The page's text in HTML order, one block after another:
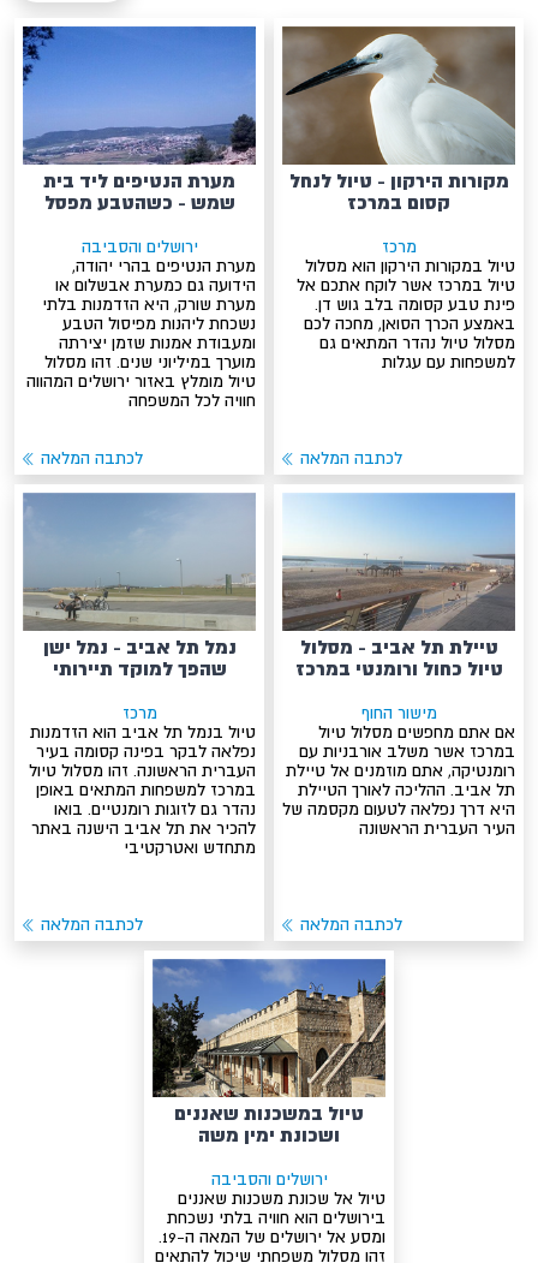
מקורות הירקון - טיול לנחל
קסום במרכז
מרכז
טיול במקורות הירקון הוא מסלול
טיול במרכז אשר לוקח אתכם אל
פינת טבע קסומה בלב גוש דן.
באמצע הכרך הסואן, מחכה לכם
מסלול טיול נהדר המתאים גם
למשפחות עם עגלות
לכתבה המלאה
מערת הנטיפים ליד בית
שמש - כשהטבע מפסל
ירושלים והסביבה
מערת הנטיפים בהרי יהודה,
הידועה גם כמערת אבשלום או
מערת שורק, היא הזדמנות בלתי
נשכחת ליהנות מפיסול הטבע
ומעבודת אמנות שזמן יצירתה
מוערך במיליוני שנים. זהו מסלול
טיול מומלץ באזור ירושלים המהווה
חוויה לכל המשפחה
לכתבה המלאה
טיילת תל אביב - מסלול
טיול כחול ורומנטי במרכז
מישור החוף
אם אתם מחפשים מסלול טיול
במרכז אשר משלב אורבניות עם
רומנטיקה, אתם מוזמנים אל טיילת
תל אביב. ההליכה לאורך הטיילת
היא דרך נפלאה לטעום מקסמה של
העיר העברית הראשונה
לכתבה המלאה
נמל תל אביב - נמל ישן
שהפך למוקד תיירותי
מרכז
טיול בנמל תל אביב הוא הזדמנות
נפלאה לבקר בפינה קסומה בעיר
העברית הראשונה. זהו מסלול טיול
במרכז למשפחות המתאים באופן
נהדר גם לזוגות רומנטיים. בואו
להכיר את תל אביב הישנה באתר
מתחדש ואטרקטיבי
לכתבה המלאה
טיול במשכנות שאננים
ושכונת ימין משה
ירושלים והסביבה
טיול אל שכונת משכנות שאננים
בירושלים הוא חוויה בלתי נשכחת
זהו מסלול משפחתי שיכול להתאים